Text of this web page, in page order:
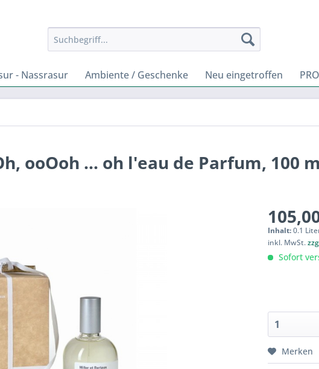
- Nassrasur Ambiente / Geschenke Neu eingetroffen
ooOoh ... oh l'eau de Parfum, 100
Inhalt:0.1
inkl. MwSt.
Sofort
Merken